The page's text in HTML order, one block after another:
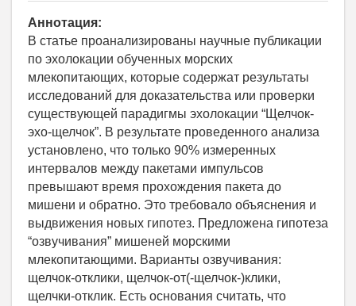
Аннотация:
В статье проанализированы научные публикации
по эхолокации обученных морских
млекопитающих, которые содержат результаты
исследований для доказательства или проверки
существующей парадигмы эхолокации “Щелчок-
эхо-щелчок”. В результате проведенного анализа
установлено, что только 90% измеренных
интервалов между пакетами импульсов
превышают время прохождения пакета до
мишени и обратно. Это требовало объяснения и
выдвижения новых гипотез. Предложена гипотеза
“озвучивания” мишеней морскими
млекопитающими. Варианты озвучивания:
щелчок-отклики, щелчок-от(-щелчок-)клики,
щелчки-отклик. Есть основания считать, что